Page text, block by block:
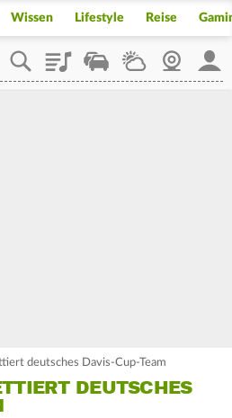
Wissen Lifestyle Reise
PlaylistStaupilotWetterWebcam
deutsches Davis-Cup-Team
DEUTSCHES